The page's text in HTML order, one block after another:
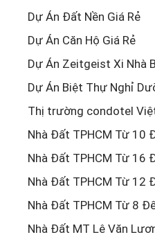
Dự Án Đất Nền Giá Rẻ
Dự Án Căn Hộ Giá Rẻ
Dự Án Zeitgeist Xi Nhà
Dự Án Biệt Thự Nghỉ
Thị trường condotel
Nhà Đất TPHCM Từ 10
Nhà Đất TPHCM Từ 16
Nhà Đất TPHCM Từ 12
Nhà Đất TPHCM Từ 8
Nhà Đất MT Lê Văn